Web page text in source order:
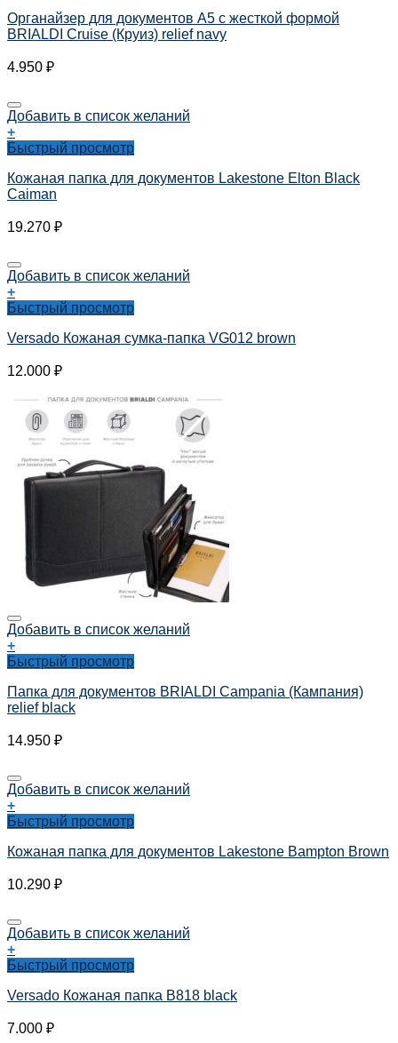
Органайзер для документов А5 с жесткой формой
BRIALDI Cruise (Круиз) relief navy
4.950 ₽
Добавить в список желаний
+
Быстрый просмотр
Кожаная папка для документов Lakestone Elton Black
Caiman
19.270 ₽
Добавить в список желаний
+
Быстрый просмотр
Versado Кожаная сумка-папка VG012 brown
12.000 ₽
Добавить в список желаний
+
Быстрый просмотр
Папка для документов BRIALDI Campania (Кампания)
relief black
14.950 ₽
Добавить в список желаний
+
Быстрый просмотр
Кожаная папка для документов Lakestone Bampton Brown
10.290 ₽
Добавить в список желаний
+
Быстрый просмотр
Versado Кожаная папка B818 black
7.000 ₽